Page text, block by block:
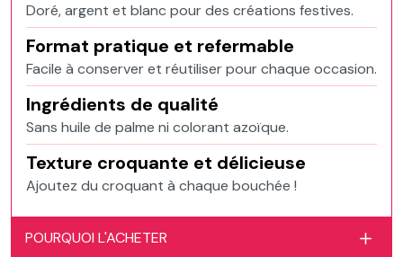
Doré, argent et blanc pour des créations festives.
Format pratique et refermable
Facile à conserver et réutiliser pour chaque occasion.
Ingrédients de qualité
Sans huile de palme ni colorant azoïque.
Texture croquante et délicieuse
Ajoutez du croquant à chaque bouchée !
POURQUOI L'ACHETER